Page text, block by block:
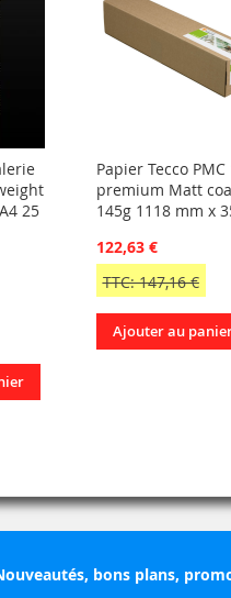
25
Papier Tecco PMC
premium Matt
145g 1118 mm x
122,63 €
TTC: 147,16 €
Ajouter au
bons plans,